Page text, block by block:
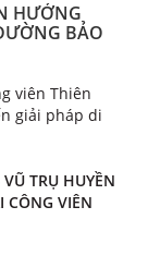
HƯỞNG
BẢO
viên Thiên
giải pháp di
TRỤ HUYỀN
CÔNG VIÊN